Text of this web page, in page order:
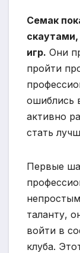
Семак
игр. Они
пройти
ошиблись
активно
стать
Первые
таланту,
войти в
клуба.